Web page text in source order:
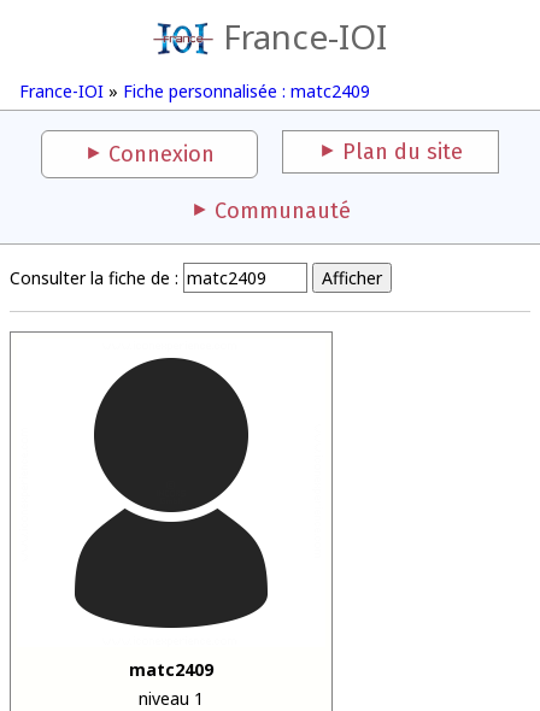
France-IOI
France-IOI » Fiche personnalisée : matc2409
Connexion Plan du site
Communauté
Consulter la fiche de :
matc2409
niveau 1